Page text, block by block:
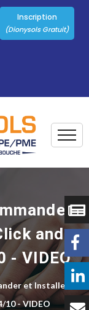
Inscription
(Dionysols Gratuit)
and
- VIDEO
et Installer
10 - VIDEO